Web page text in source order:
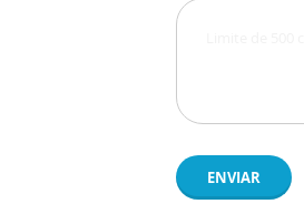
ENVIAR